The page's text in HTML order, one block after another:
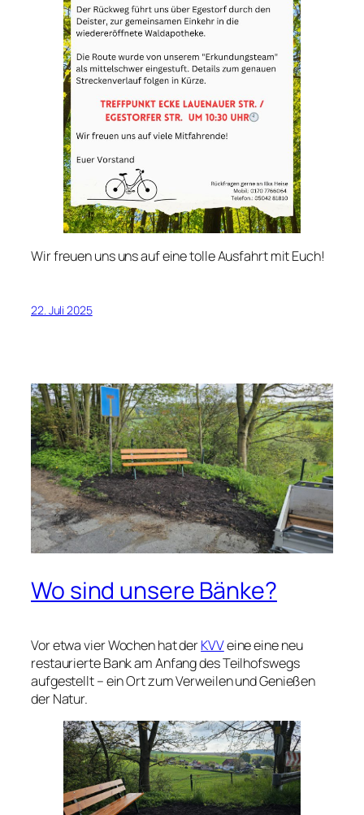
Wir freuen uns uns auf eine tolle Ausfahrt mit Euch!
22. Juli 2025
Wo sind unsere Bänke?
Vor etwa vier Wochen hat derKVVeine eine neu
restaurierte Bank am Anfang des Teilhofswegs
aufgestellt – ein Ort zum Verweilen und Genießen
der Natur.